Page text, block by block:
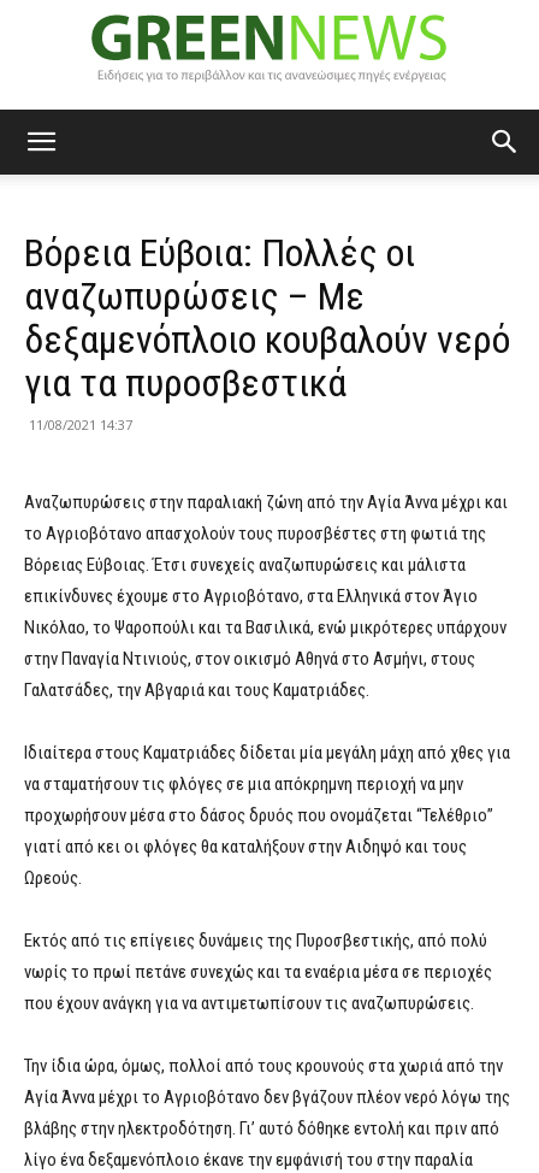
News
Bόρεια Εύβοια: Πολλές οι
αναζωπυρώσεις – Με
δεξαμενόπλοιο κουβαλούν νερό
για τα πυροσβεστικά
11/08/2021 14:37
Αναζωπυρώσεις στην παραλιακή ζώνη από την Αγία Άννα μέχρι και
το Αγριοβότανο απασχολούν τους πυροσβέστες στη φωτιά της
Βόρειας Εύβοιας. Έτσι συνεχείς αναζωπυρώσεις και μάλιστα
επικίνδυνες έχουμε στο Αγριοβότανο, στα Ελληνικά στον Άγιο
Νικόλαο, το Ψαροπούλι και τα Βασιλικά, ενώ μικρότερες υπάρχουν
στην Παναγία Ντινιούς, στον οικισμό Αθηνά στο Ασμήνι, στους
Γαλατσάδες, την Αβγαριά και τους Καματριάδες.
Ιδιαίτερα στους Καματριάδες δίδεται μία μεγάλη μάχη από χθες για
να σταματήσουν τις φλόγες σε μια απόκρημνη περιοχή να μην
προχωρήσουν μέσα στο δάσος δρυός που ονομάζεται “Τελέθριο”
γιατί από κει οι φλόγες θα καταλήξουν στην Αιδηψό και τους
Ωρεούς.
Εκτός από τις επίγειες δυνάμεις της Πυροσβεστικής, από πολύ
νωρίς το πρωί πετάνε συνεχώς και τα εναέρια μέσα σε περιοχές
που έχουν ανάγκη για να αντιμετωπίσουν τις αναζωπυρώσεις.
Την ίδια ώρα, όμως, πολλοί από τους κρουνούς στα χωριά από την
Αγία Άννα μέχρι το Αγριοβότανο δεν βγάζουν πλέον νερό λόγω της
βλάβης στην ηλεκτροδότηση. Γι’ αυτό δόθηκε εντολή και πριν από
λίγο ένα δεξαμενόπλοιο έκανε την εμφάνισή του στην παραλία